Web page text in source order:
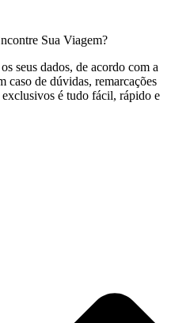
Sua Viagem?
seus dados, de acordo com a
caso de dúvidas, remarcações
é tudo fácil, rápido e